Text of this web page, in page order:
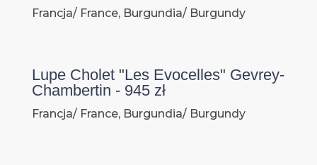
Francja/ France, Burgundia/ Burgundy
Lupe Cholet "Les Evocelles" Gevrey-
Chambertin - 945 zł
Francja/ France, Burgundia/ Burgundy